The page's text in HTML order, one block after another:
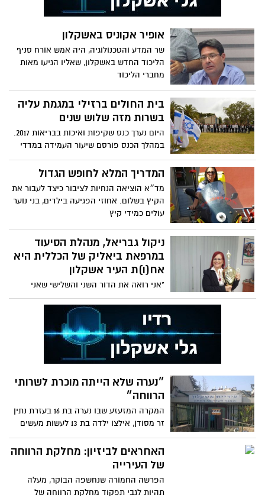
אופיר אקוניס באשקלון
שר המדע והטכנולוגיה, היה אמש אורח סניף
הליכוד החדש באשקלון, שאליו הגיעו מאות
מחברי הליכוד
בית החולים ברזילי במגמת עליה
בשרות מזה שלוש שנים
היום נערך כנס שקיפות ואיכות בבריאות 2017.
במהלך הכנס פורסם שיעור העמידה במדדי
איכות בשנים 2013-2016
המדריך המלא לחופש הגדול
מד״א הוציאה הנחיות לציבור כיצד לעבור את
הקיץ בשלום. אחוזי הפגיעה בילדים, בני נוער
עולים כמידי קיץ
ניקול גבריאל, מנהלת הסיעוד
במרפאת ביאליק של הכללית היא
אח(ו)ת העיר אשקלון
"אני רואה את הדור השני והשלישי שאני
מטפלת בו במרפאה, הם באים לשאול אם אני
זוכרת אותם.. ברור! אני זוכרת את כולם!" את
דרכה כאחות מסורה בכללית, החלה ניקול
גבריאל לפני 36 שנים בשכונת שמשון
באשקלון, בטיפת חלב, תחנה לאם ולילד
ובמרפאת הילדים במקום. מאז, כבר יותר
ובנות העיר אשקלון שהתרגשו יחד איתה
לשמוע על זכייתה בתואר אחות העיר. "מאוד
התרגשתי!" מספרת ניקול "אבל יותר מהזכייה
מרגשים אותי תושבים שהגיעו וברכו, עצם
״נערה שלא הייתה מוכרת לשרותי
הרווחה״
המקרה המזעזע שבו נערה בת 16 בעזרת נתין
זר מסודן, אילצו ילדה בת 13 לעשות מעשים
שהם עבירות מין, הגיע למחלקת הרווחה של
עיריית אשקלון. הפרשה נחשפה כבר לפני 8
ימים ״באשקלונט״. זו תגובתם על המקרה
האחראים לביזיון: מחלקת הרווחה
של העירייה
הפרשה החמורה שנחשפה הבוקר, מעלה
תהיות לגבי תפקוד מחלקת הרווחה של